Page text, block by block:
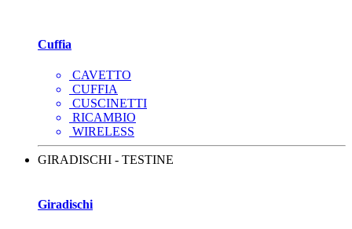
Cuffia
CAVETTO
CUFFIA
CUSCINETTI
RICAMBIO
WIRELESS
GIRADISCHI - TESTINE
Giradischi